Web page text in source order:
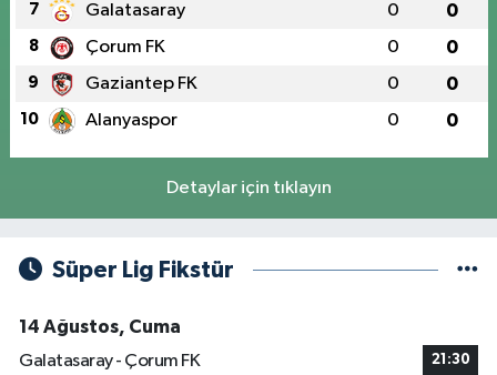
7 Galatasaray 0 0
8 Çorum FK 0 0
9 Gaziantep FK 0 0
10 Alanyaspor 0 0
Detaylar için tıklayın
Süper Lig Fikstür
14 Ağustos, Cuma
Galatasaray - Çorum FK
21:30